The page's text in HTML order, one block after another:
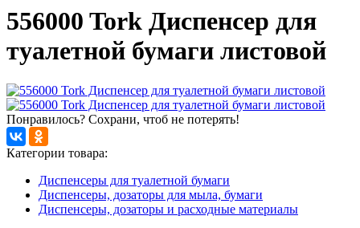
556000 Tork Диспенсер для
туалетной бумаги листовой
Понравилось? Сохрани, чтоб не потерять!
Категории товара:
Диспенсеры для туалетной бумаги
Диспенсеры, дозаторы для мыла, бумаги
Диспенсеры, дозаторы и расходные материалы